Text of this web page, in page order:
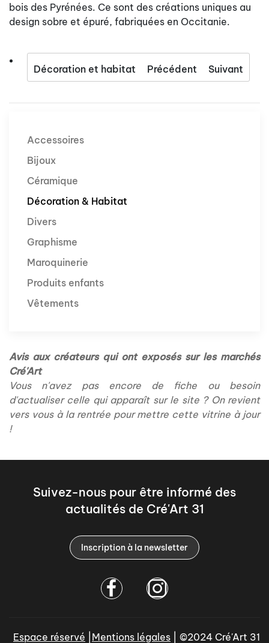
bois des Pyrénées. Ce sont des créations uniques au
design sobre et épuré, fabriquées en Occitanie.
Décoration et habitat Précédent Suivant
Accessoires
Bijoux
Céramique
Décoration & Habitat
Divers
Graphisme
Maroquinerie
Produits enfants
Vêtements
Avis aux créateurs qui ont exposés sur les marchés
Cré'Art
Vous n'avez pas encore de fiche ou besoin
d'actualiser celle qui apparaît sur le site ? On revient
vers vous à la rentrée pour mettre cette vitrine à jour
!
Suivez-nous pour être informé des
actualités de Cré'Art 31
Inscription à la newsletter
Espace réservé Mentions légales | ©2024 Cré'Art 31